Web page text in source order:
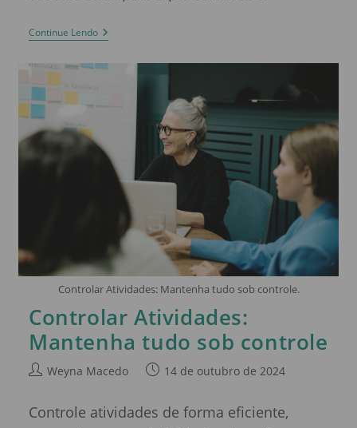
Continue Lendo
Controlar Atividades: Mantenha tudo sob controle.
Controlar Atividades:
Mantenha tudo sob controle
Weyna Macedo 14 de outubro de 2024
Controle atividades de forma eficiente,